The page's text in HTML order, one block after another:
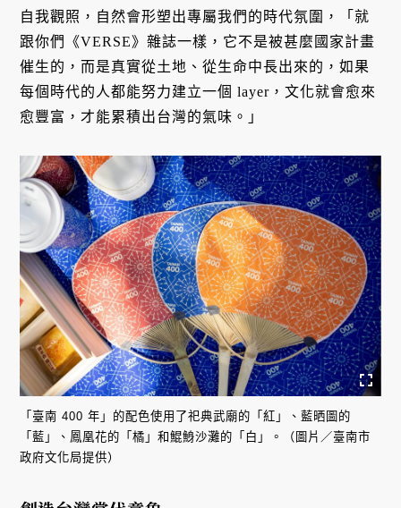
自我觀照，自然會形塑出專屬我們的時代氛圍，「就
跟你們《VERSE》雜誌一樣，它不是被甚麼國家計畫
催生的，而是真實從土地、從生命中長出來的，如果
每個時代的人都能努力建立一個 layer，文化就會愈來
愈豐富，才能累積出台灣的氣味。」
「臺南 400 年」的配色使用了祀典武廟的「紅」、藍晒圖的
「藍」、鳳凰花的「橘」和鯤鯓沙灘的「白」。（圖片／臺南市
政府文化局提供）